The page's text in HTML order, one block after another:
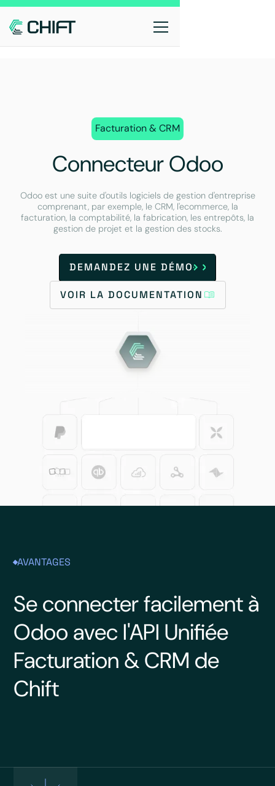
Facturation & CRM
Connecteur Odoo
Odoo est une suite d'outils logiciels de gestion d'entreprise
comprenant, par exemple, le CRM, l'ecommerce, la
facturation, la comptabilité, la fabrication, les entrepôts, la
gestion de projet et la gestion des stocks.
DEMANDEZ UNE DÉMO
VOIR LA DOCUMENTATION
AVANTAGES
Se connecter facilement à
Odoo avec l'API Unifiée
Facturation & CRM de
Chift